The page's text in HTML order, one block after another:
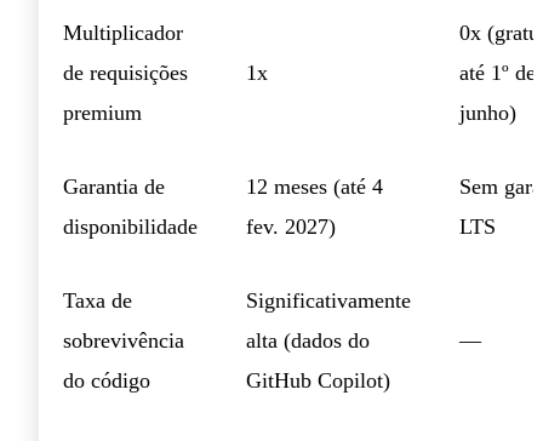
Multiplicador
de requisições
premium
1x
0x
até 1º de
junho)
Garantia de
disponibilidade
12 meses (até 4
fev. 2027)
Sem
LTS
Taxa de
sobrevivência
do código
Significativamente
alta (dados do
GitHub Copilot)
—